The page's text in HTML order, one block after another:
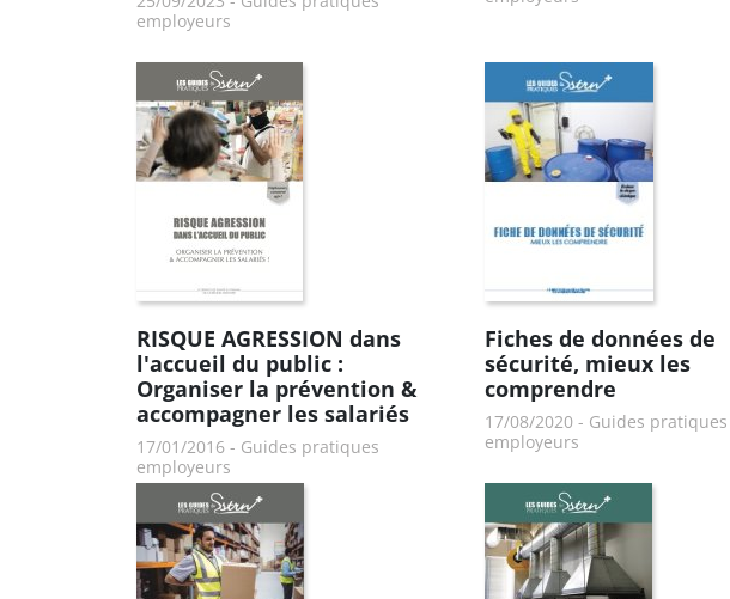
employeurs
RISQUE AGRESSION dans
l'accueil du public :
Organiser la prévention &
accompagner les salariés
17/01/2016 - Guides pratiques
employeurs
Fiches de données de
sécurité, mieux les
comprendre
17/08/2020 - Guides pratiques
employeurs